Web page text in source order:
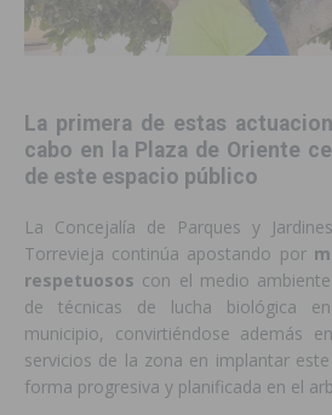
La primera de estas
cabo en la Plaza de Oriente
de este espacio público
La Concejalía de Parques y
Torrevieja continúa apostando por
respetuosos con el medio
de técnicas de lucha biológica
municipio, convirtiéndose además
servicios de la zona en implantar
forma progresiva y planificada en el